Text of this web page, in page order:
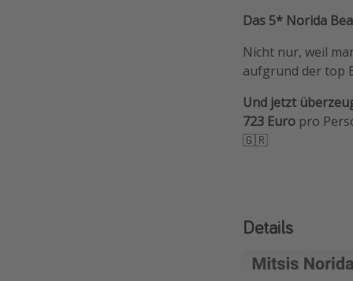
Das 5* Norida
Nicht nur, weil
aufgrund der top
Und jetzt
723 Euro pro
🇬🇷
Details